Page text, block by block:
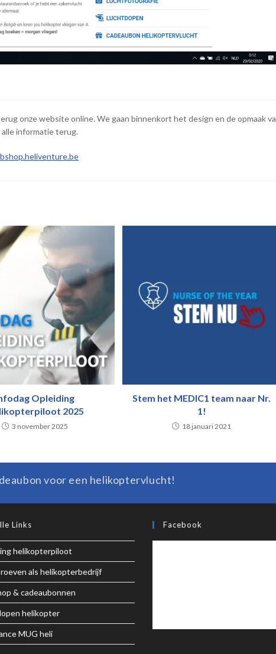
onze website online. We gaan binnenkort het design en de opmaak
alle informatie terug.
Opleiding
2025
3 november 2025
Stem het MEDIC1 team naar Nr.
1!
18 januari 2021
voor een helikoptervlucht!
Links
helikopterpiloot
als helikopterbedrijf
& cadeaubonnen
helikopter
MUG heli
Facebook